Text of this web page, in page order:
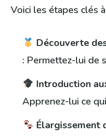
Voici les étapes clés
Découverte
: Permettez-lui de
Introduction
Apprenez-lui ce
Élargissement